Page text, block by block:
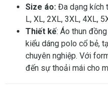
Size áo: Đa dạng kích
L, XL, 2XL, 3XL, 4XL,
Thiết kế: Áo thun
kiểu dáng polo cổ bẻ,
chuyên nghiệp. Với
đến sự thoải mái cho